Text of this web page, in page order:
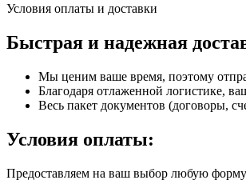
Условия оплаты и доставки
Быстрая и надежная
Мы ценим ваше время, поэтому
Благодаря отлаженной логистике,
Весь пакет документов (договоры,
Условия оплаты:
Предоставляем на ваш выбор любую